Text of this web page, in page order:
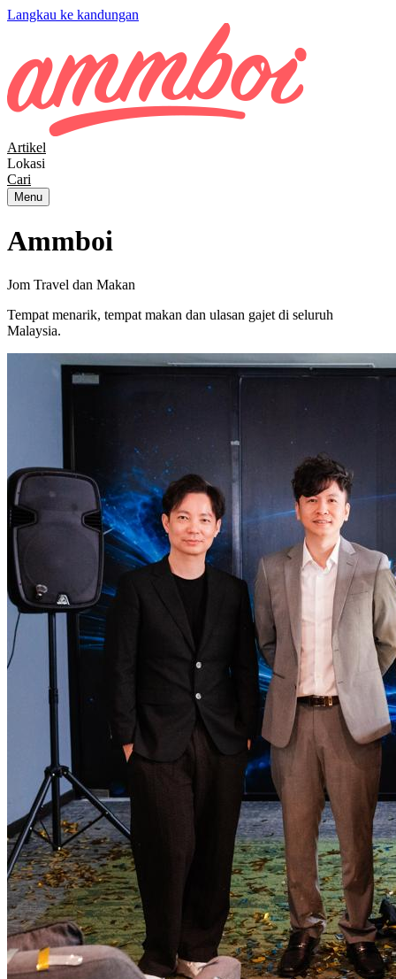
Langkau ke kandungan
Artikel
Lokasi
Cari
Menu
Ammboi
Jom Travel dan Makan
Tempat menarik, tempat makan dan ulasan gajet di seluruh
Malaysia.